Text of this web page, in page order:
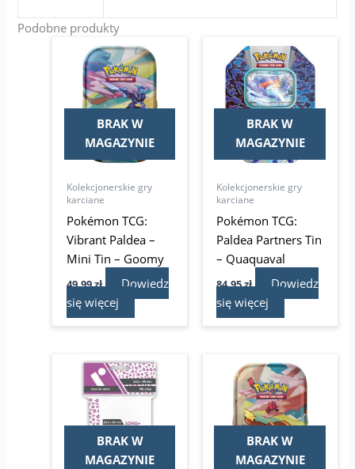
Podobne produkty
BRAK W
MAGAZYNIE
Kolekcjonerskie gry
karciane
Pokémon TCG:
Vibrant Paldea –
Mini Tin – Goomy
49,99zł
Dowiedz
się więcej
BRAK W
MAGAZYNIE
Kolekcjonerskie gry
karciane
Pokémon TCG:
Paldea Partners Tin
– Quaquaval
84,95zł
Dowiedz
się więcej
BRAK W
MAGAZYNIE
BRAK W
MAGAZYNIE